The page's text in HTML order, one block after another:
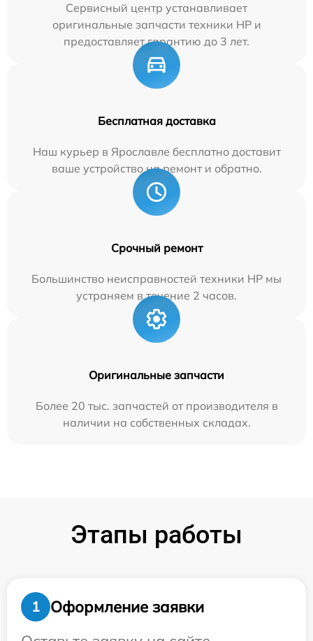
Сервисный центр устанавливает
оригинальные запчасти техники HP и
предоставляет гарантию до 3 лет.
Бесплатная доставка
Наш курьер в Ярославле бесплатно доставит
ваше устройство на ремонт и обратно.
Срочный ремонт
Большинство неисправностей техники HP мы
устраняем в течение 2 часов.
Оригинальные запчасти
Более 20 тыс. запчастей от производителя в
наличии на собственных складах.
Этапы работы
1
Оформление заявки